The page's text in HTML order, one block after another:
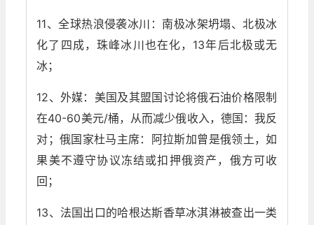
11、全球热浪侵袭冰川：南极冰架坍塌、北极冰
化了四成，珠峰冰川也在化，13年后北极或无
冰；
12、外媒：美国及其盟国讨论将俄石油价格限制
在40-60美元/桶，从而减少俄收入，德国：我反
对；俄国家杜马主席：阿拉斯加曾是俄领土，如
果美不遵守协议冻结或扣押俄资产，俄方可收
回；
13、法国出口的哈根达斯香草冰淇淋被查出一类